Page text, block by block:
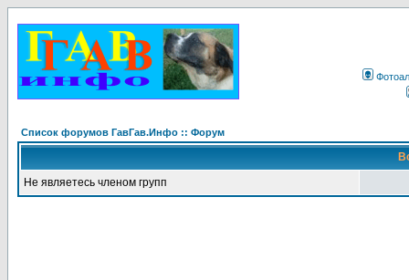
Список форумов ГавГав.Инфо :: Форум
Не являетесь членом групп